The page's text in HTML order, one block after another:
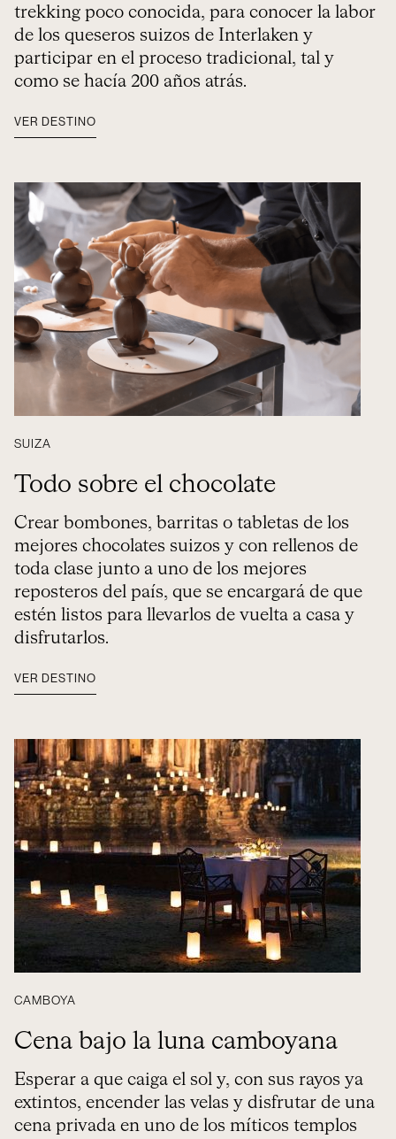
trekking poco conocida, para conocer la labor
de los queseros suizos de Interlaken y
participar en el proceso tradicional, tal y
como se hacía 200 años atrás.
VER DESTINO
SUIZA
Todo sobre el chocolate
Crear bombones, barritas o tabletas de los
mejores chocolates suizos y con rellenos de
toda clase junto a uno de los mejores
reposteros del país, que se encargará de que
estén listos para llevarlos de vuelta a casa y
disfrutarlos.
VER DESTINO
CAMBOYA
Cena bajo la luna camboyana
Esperar a que caiga el sol y, con sus rayos ya
extintos, encender las velas y disfrutar de una
cena privada en uno de los míticos templos